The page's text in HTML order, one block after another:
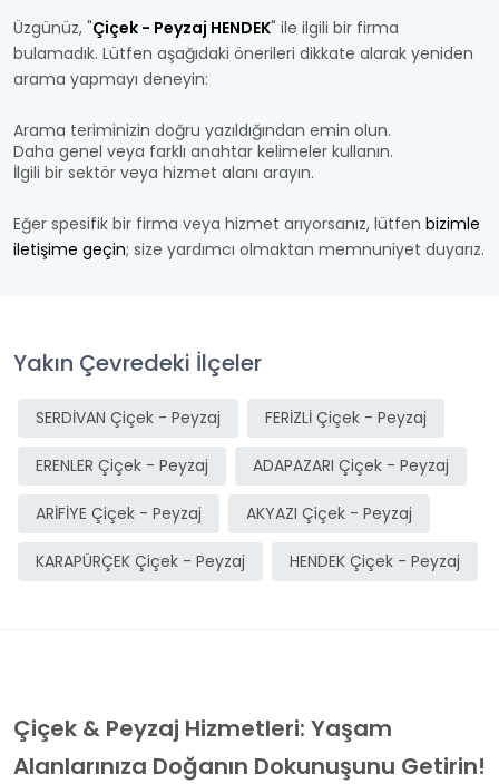
Üzgünüz, "Çiçek - Peyzaj HENDEK" ile ilgili bir firma
bulamadık. Lütfen aşağıdaki önerileri dikkate alarak yeniden
arama yapmayı deneyin:
Arama teriminizin doğru yazıldığından emin olun.
Daha genel veya farklı anahtar kelimeler kullanın.
İlgili bir sektör veya hizmet alanı arayın.
Eğer spesifik bir firma veya hizmet arıyorsanız, lütfen bizimle
iletişime geçin; size yardımcı olmaktan memnuniyet duyarız.
Yakın Çevredeki İlçeler
SERDİVAN Çiçek - Peyzaj FERİZLİ Çiçek - Peyzaj
ERENLER Çiçek - Peyzaj ADAPAZARI Çiçek - Peyzaj
ARİFİYE Çiçek - Peyzaj AKYAZI Çiçek - Peyzaj
KARAPÜRÇEK Çiçek - Peyzaj HENDEK Çiçek - Peyzaj
Çiçek & Peyzaj Hizmetleri: Yaşam
Alanlarınıza Doğanın Dokunuşunu Getirin!